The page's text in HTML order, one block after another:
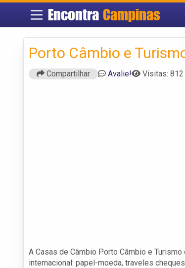
EncontraCampinas
Porto Câmbio e
Compartilhar Avalie! Visitas: 812
A Casas de Câmbio Porto Câmbio e
internacional: papel-moeda, traveles